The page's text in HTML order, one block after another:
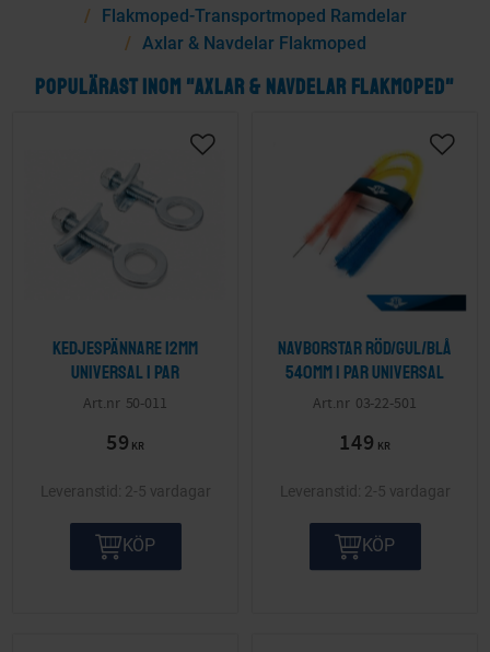
Flakmoped-Transportmoped Ramdelar
Axlar & Navdelar Flakmoped
POPULÄRAST INOM "AXLAR & NAVDELAR FLAKMOPED"
Kedjespännare 12mm
Universal 1 par
50-011
59 KR
2-5 vardagar
KÖP
Navborstar röd/gul/blå
540mm 1 par Universal
03-22-501
149 KR
2-5 vardagar
KÖP